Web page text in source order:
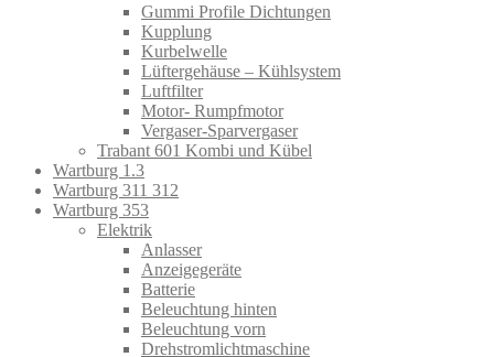
Gummi Profile Dichtungen
Kupplung
Kurbelwelle
Lüftergehäuse – Kühlsystem
Luftfilter
Motor- Rumpfmotor
Vergaser-Sparvergaser
Trabant 601 Kombi und Kübel
Wartburg 1.3
Wartburg 311 312
Wartburg 353
Elektrik
Anlasser
Anzeigegeräte
Batterie
Beleuchtung hinten
Beleuchtung vorn
Drehstromlichtmaschine